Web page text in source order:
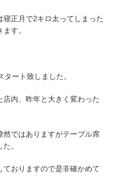
正月で2キロ太ってしまった
す。
ート致しました。
内、昨年と大きく変わった
然ではありますがテーブル席
。
ておりますので是非確かめて